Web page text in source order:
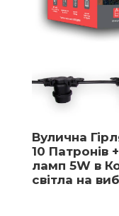
Вулична
10 Патронів
ламп 5W в
світла на